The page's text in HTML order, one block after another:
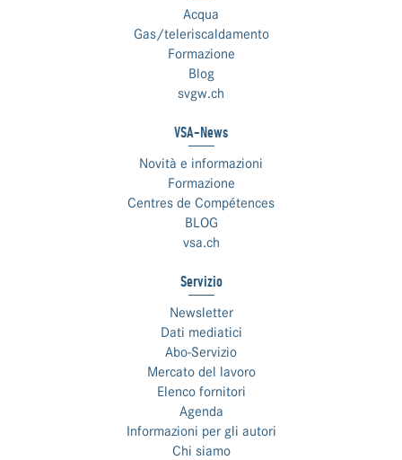
Acqua
Gas/teleriscaldamento
Formazione
Blog
svgw.ch
VSA-News
Novità e informazioni
Formazione
Centres de Compétences
BLOG
vsa.ch
Servizio
Newsletter
Dati mediatici
Abo-Servizio
Mercato del lavoro
Elenco fornitori
Agenda
Informazioni per gli autori
Chi siamo